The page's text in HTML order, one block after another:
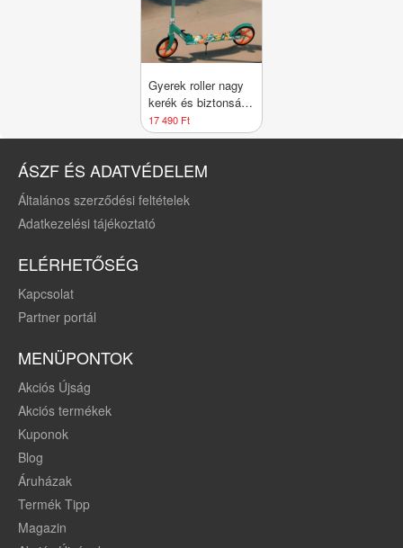
Gyerek roller nagy
kerék és biztonsági
heveder Dino menta
17 490 Ft
ÁSZF ÉS ADATVÉDELEM
Általános szerződési feltételek
Adatkezelési tájékoztató
ELÉRHETŐSÉG
Kapcsolat
Partner portál
MENÜPONTOK
Akciós Újság
Akciós termékek
Kuponok
Blog
Áruházak
Termék Tipp
Magazin